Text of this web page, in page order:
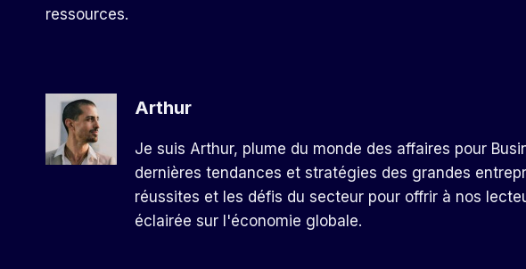
ressources.
Arthur
Je suis Arthur, plume du monde des affaires pour
dernières tendances et stratégies des grandes
réussites et les défis du secteur pour offrir à nos
éclairée sur l'économie globale.